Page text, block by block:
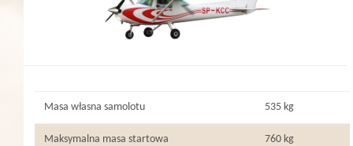
Masa własna samolotu 535 kg
Maksymalna masa startowa 760 kg